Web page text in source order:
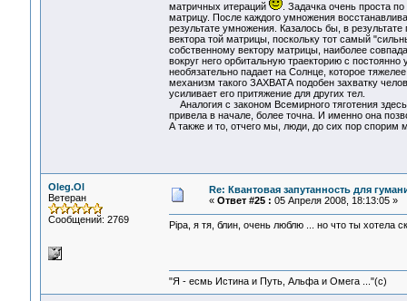
матричных итераций
. Задачка очень проста
матрицу. После каждого умножения
результате умножения. Казалось бы, в
вектора той матрицы, поскольку тот самый
собственному вектору матрицы, наиболее
вокруг него орбитальную траекторию с
необязательно падает на Солнце, которое
механизм такого ЗАХВАТА подобен захватку
усиливает его притяжение для других тел.
Аналогия с законом Всемирного тяготения
привела в начале, более точна. И именно она
А также и то, отчего мы, люди, до сих пор спорим
Oleg.Ol
Ветеран
Сообщений: 2769
Re: Квантовая запутанность для
« Ответ #25 : 05 Апреля 2008, 18:13:05 »
Pipa, я тя, блин, очень люблю ... но что ты хотела
"Я - есмь Истина и Путь, Альфа и Омега ..."(с)